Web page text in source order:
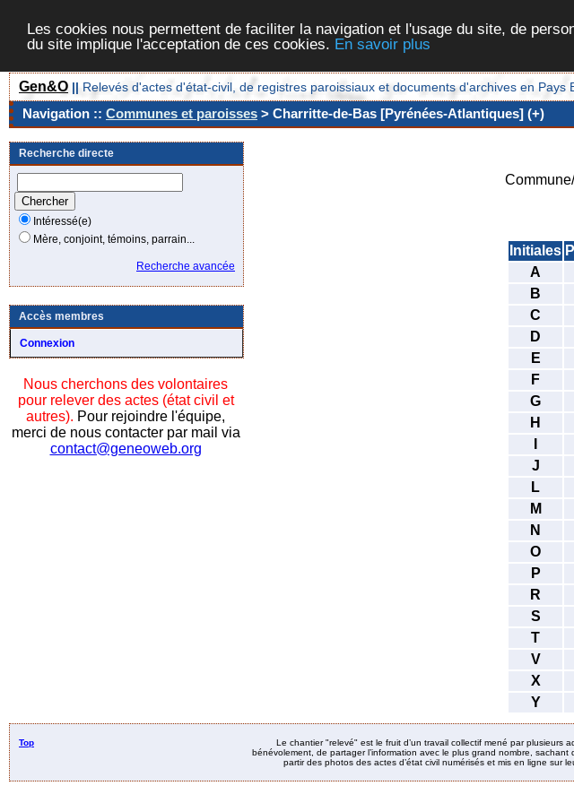
Les cookies nous permettent de faciliter la navigation et l'usage du site, de
du site implique l'acceptation de ces cookies. En savoir plus
Gen&O || Relevés d'actes d'état-civil, de registres paroissiaux et documents d'archives en Pays
Navigation :: Communes et paroisses > Charritte-de-Bas [Pyrénées-Atlantiques] (+)
Recherche directe
Intéressé(e)
Mère, conjoint, témoins, parrain...
Recherche avancée
Accès membres
Connexion
Nous cherchons des volontaires
pour relever des actes (état civil et
autres). Pour rejoindre l'équipe,
merci de nous contacter par mail via
contact@geneoweb.org
Initiales
A
B
C
D
E
F
G
H
J
L
M
N
O
P
R
S
T
V
X
Y
Top
Le chantier "relevé" est le fruit d’un travail collectif mené par plusieurs
bénévolement, de partager l’information avec le plus grand nombre,
partir des photos des actes d’état civil numérisés et mis en ligne sur